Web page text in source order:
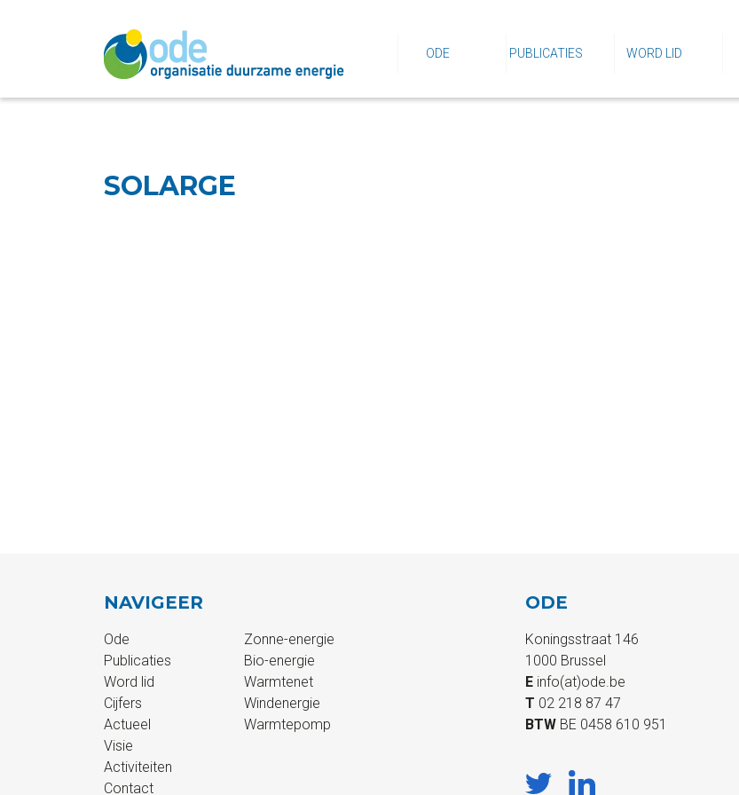
ODE PUBLICATIES WORD LID
SOLARGE
NAVIGEER
Ode
Publicaties
Word lid
Cijfers
Actueel
Visie
Activiteiten
Contact
Zonne-energie
Bio-energie
Warmtenet
Windenergie
Warmtepomp
ODE
Koningsstraat 146
1000 Brussel
E info(at)ode.be
T 02 218 87 47
BTW BE 0458 610 951